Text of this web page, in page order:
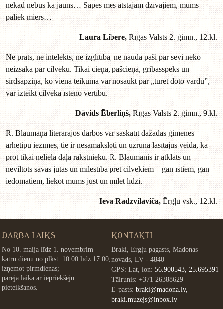
nekad nebūs kā jauns… Sāpes mēs atstājam dzīvajiem, mums
paliek miers…
Laura Libere, Rīgas Valsts 2. ģimn., 12.kl.
Ne prāts, ne intelekts, ne izglītība, ne nauda paši par sevi neko
neizsaka par cilvēku. Tikai cieņa, pašcieņa, gribasspēks un
sirdsapziņa, ko vienā teikumā var nosaukt par „turēt doto vārdu”,
var izteikt cilvēka īsteno vērtību.
Dāvids Ēberliņš, Rīgas Valsts 2. ģimn., 9.kl.
R. Blaumaņa literārajos darbos var saskatīt dažādas ģimenes
arhetipu iezīmes, tie ir nesamāksloti un uzrunā lasītājus veidā, kā
prot tikai neliela daļa rakstnieku. R. Blaumanis ir atklāts un
neviltots savās jūtās un mīlestībā pret cilvēkiem – gan īstiem, gan
iedomātiem, liekot mums just un mīlēt līdzi.
Ieva Radzvilaviča, Ērgļu vsk., 12.kl.
DARBA LAIKS
No 10. maija līdz 1. novembrim
katru dienu no plkst. 10.00 līdz 17.00,
izņemot pirmdienas;
pārējā laikā ar iepriekšēju
pieteikšanos.
KONTAKTI
Braki, Ērgļu pagasts, Madonas
novads, LV - 4840
GPS: Lat, lon: 56.900543, 25.695391
Tālrunis: +371 26388629
E-pasts: braki@madona.lv,
braki.muzejs@inbox.lv